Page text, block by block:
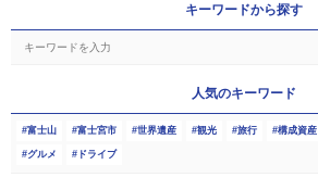
キーワードから探す
人気のキーワード
富士山 富士宮市 世界遺産 観光 旅行 構成資産
グルメ ドライブ